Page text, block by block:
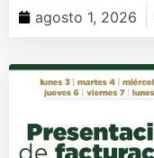
agosto 1, 2026